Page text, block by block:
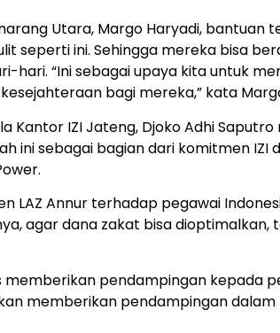
Utara, Margo Haryadi,
seperti ini. Sehingga mereka bisa
hari. “Ini sebagai upaya kita untuk
bagi mereka,” kata
Kantor IZI Jateng, Djoko Adhi
ini sebagai bagian dari komitmen IZI
LAZ Annur terhadap pegawai
agar dana zakat bisa
memberikan pendampingan kepada
memberikan pendampingan